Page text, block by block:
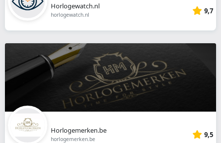
Horlogewatch.nl
horlogewatch.nl 9,7
Horlogemerken.be
horlogemerken.be 9,5